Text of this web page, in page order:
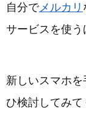
自分でメルカリ
サービスを使う
新しいスマホ
ひ検討してみて